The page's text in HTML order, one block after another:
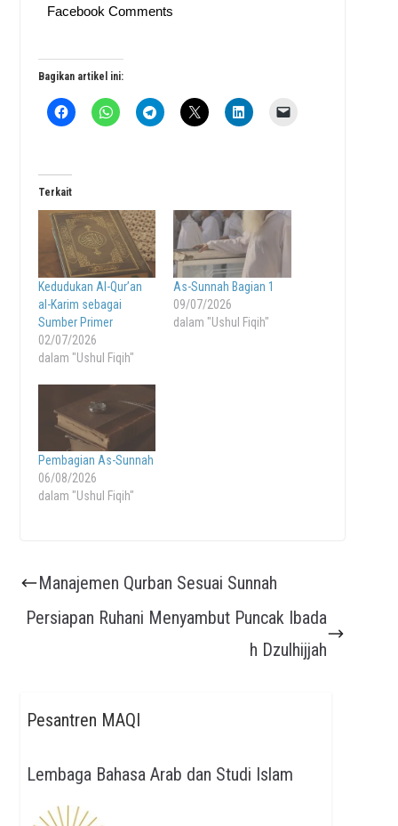
Facebook Comments
Bagikan artikel ini:
Terkait
Kedudukan Al-Qur’an
al-Karim sebagai
Sumber Primer
02/07/2026
dalam "Ushul Fiqih"
As-Sunnah Bagian 1
09/07/2026
dalam "Ushul Fiqih"
Pembagian As-Sunnah
06/08/2026
dalam "Ushul Fiqih"
Manajemen Qurban Sesuai Sunnah
Persiapan Ruhani Menyambut Puncak Ibada
h Dzulhijjah
Pesantren MAQI
Lembaga Bahasa Arab dan Studi Islam